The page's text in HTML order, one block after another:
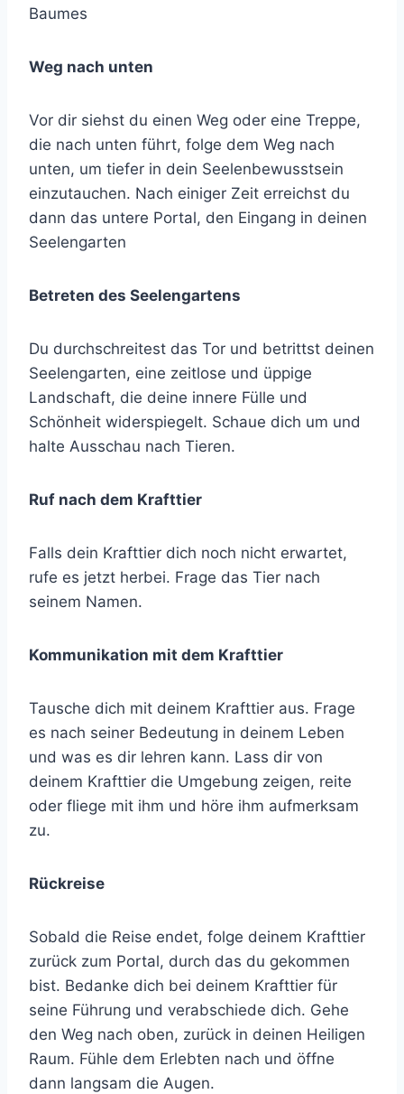
Baumes
Weg nach unten
Vor dir siehst du einen Weg oder eine Treppe,
die nach unten führt, folge dem Weg nach
unten, um tiefer in dein Seelenbewusstsein
einzutauchen. Nach einiger Zeit erreichst du
dann das untere Portal, den Eingang in deinen
Seelengarten
Betreten des Seelengartens
Du durchschreitest das Tor und betrittst deinen
Seelengarten, eine zeitlose und üppige
Landschaft, die deine innere Fülle und
Schönheit widerspiegelt. Schaue dich um und
halte Ausschau nach Tieren.
Ruf nach dem Krafttier
Falls dein Krafttier dich noch nicht erwartet,
rufe es jetzt herbei. Frage das Tier nach
seinem Namen.
Kommunikation mit dem Krafttier
Tausche dich mit deinem Krafttier aus. Frage
es nach seiner Bedeutung in deinem Leben
und was es dir lehren kann. Lass dir von
deinem Krafttier die Umgebung zeigen, reite
oder fliege mit ihm und höre ihm aufmerksam
zu.
Rückreise
Sobald die Reise endet, folge deinem Krafttier
zurück zum Portal, durch das du gekommen
bist. Bedanke dich bei deinem Krafttier für
seine Führung und verabschiede dich. Gehe
den Weg nach oben, zurück in deinen Heiligen
Raum. Fühle dem Erlebten nach und öffne
dann langsam die Augen​​.